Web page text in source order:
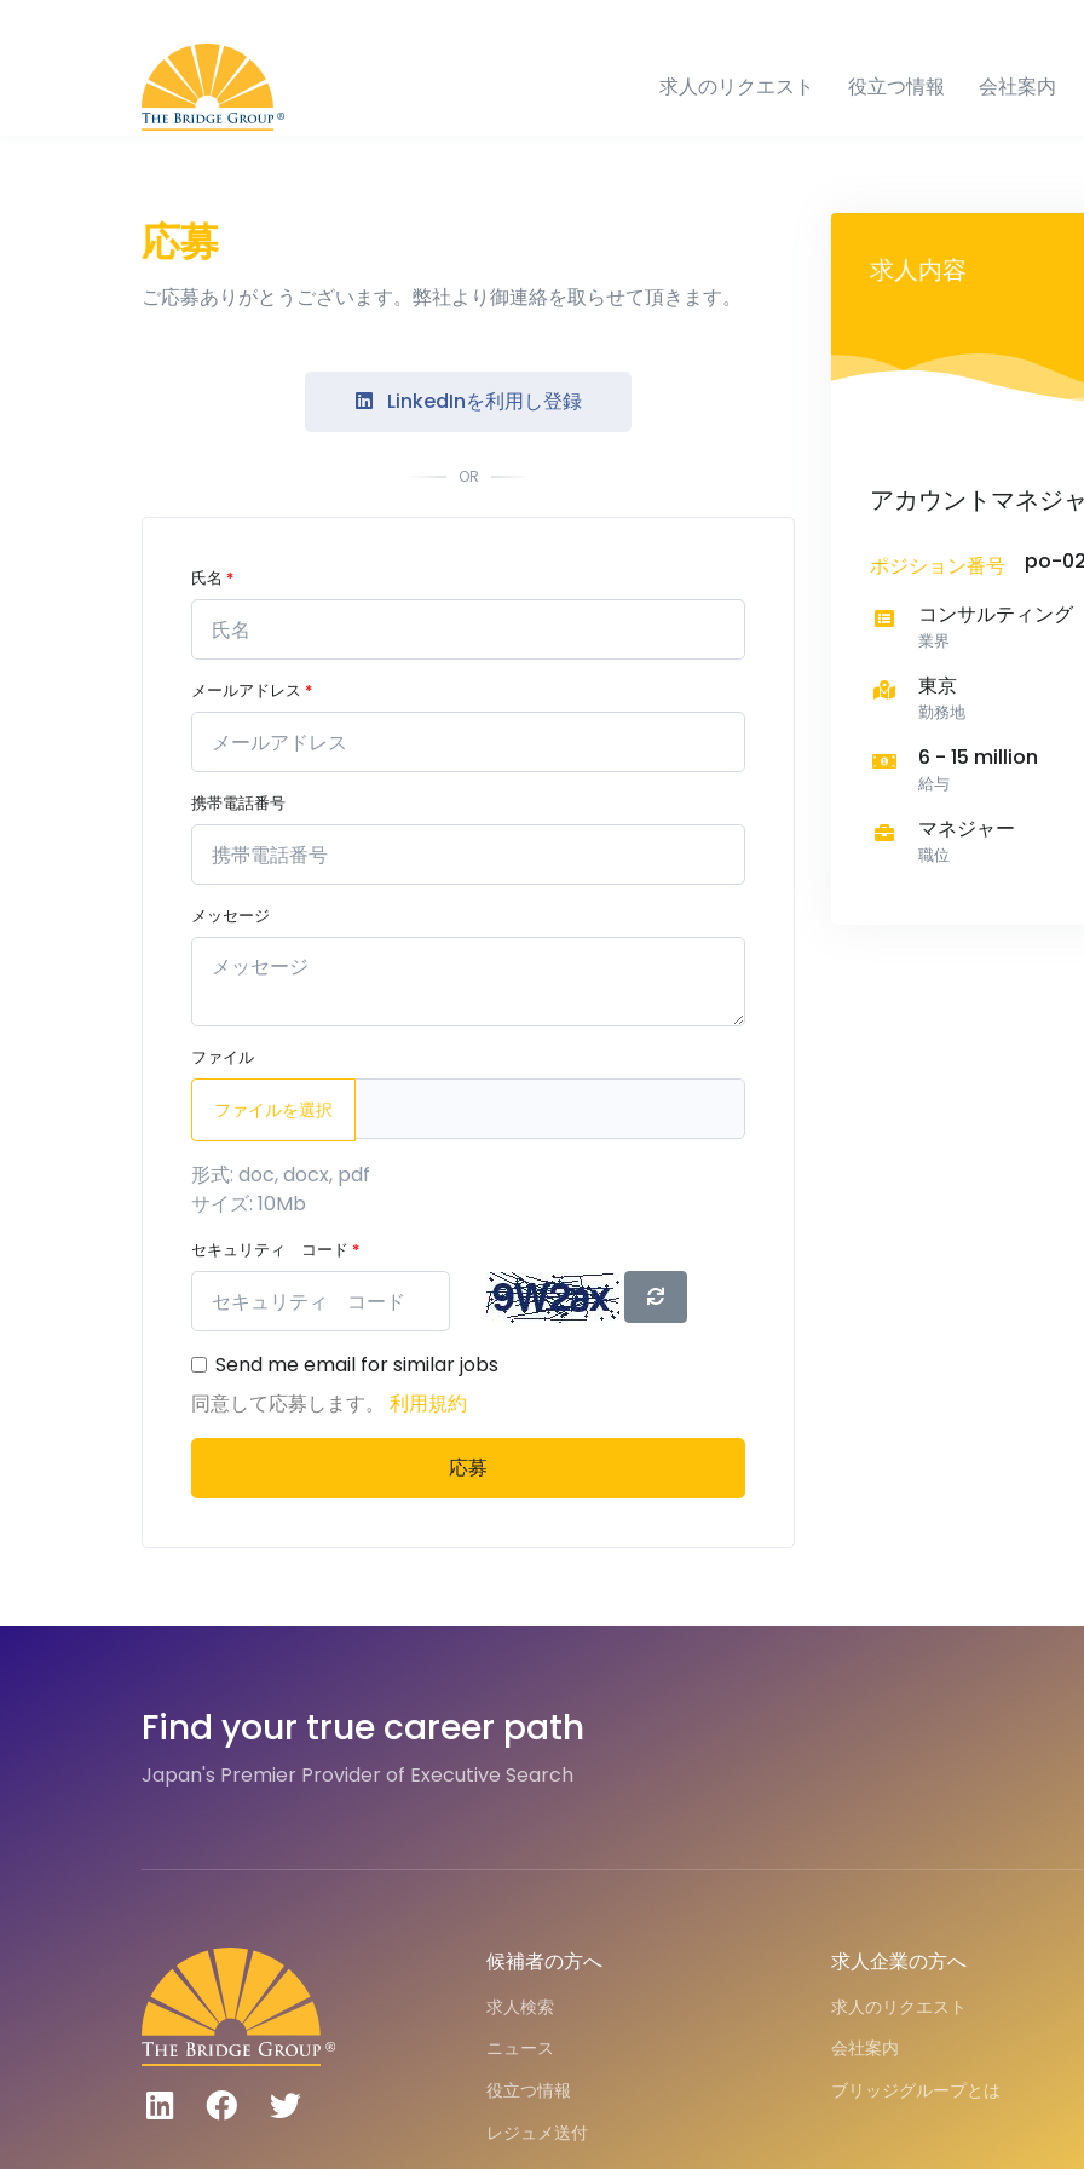
求人のリクエスト 役立つ情報 会社案内
応募
ご応募ありがとうございます。弊社より御連絡を取らせて頂きます。
LinkedInを利用し登録
OR
氏名 *
メールアドレス *
携帯電話番号
メッセージ
ファイル
ファイルを選択
形式: doc, docx, pdf
サイズ: 10Mb
セキュリティ コード *
Send me email for similar jobs
同意して応募します。 利用規約
応募
求人内容
アカウントマネジ
ポジション番号
po-
コンサルティング
業界
東京
勤務地
6 - 15 million
給与
マネジャー
職位
Find your true career path
Japan's Premier Provider of Executive Search
候補者の方へ
求人検索
ニュース
役立つ情報
レジュメ送付
求人企業の方へ
求人のリクエスト
会社案内
ブリッジグループとは